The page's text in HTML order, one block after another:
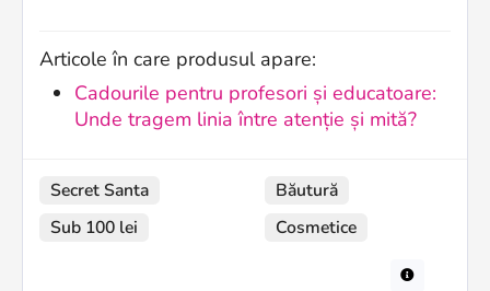
Articole în care produsul apare:
Cadourile pentru profesori și educatoare:
Unde tragem linia între atenție și mită?
Secret Santa
Sub 100 lei
Băutură
Cosmetice